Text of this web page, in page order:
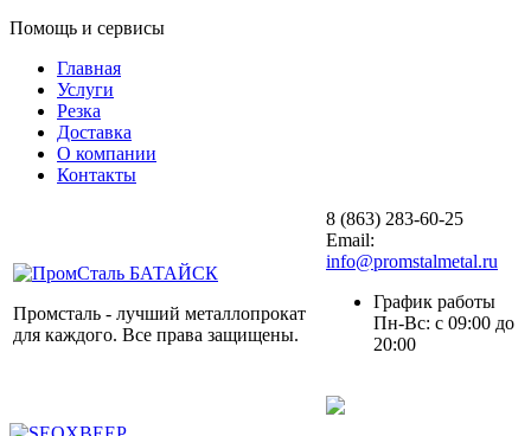
Помощь и сервисы
Главная
Услуги
Резка
Доставка
О компании
Контакты
Промсталь - лучший металлопрокат
для каждого. Все права защищены.
8 (863) 283-60-25
Email:
info@promstalmetal.ru
График работы
Пн-Вс: с 09:00 до
20:00